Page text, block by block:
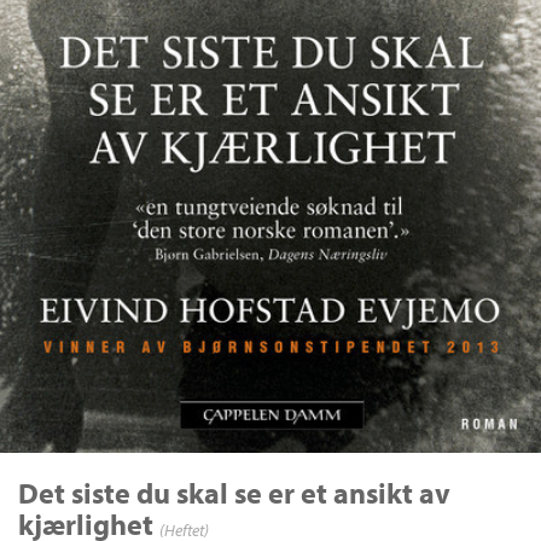
Det siste du skal se er et ansikt av
kjærlighet (Heftet)